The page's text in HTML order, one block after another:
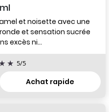
et noisette avec une
et sensation sucrée
excès ni...
5/5
Achat rapide